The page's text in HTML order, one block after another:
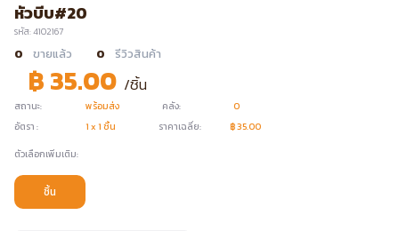
หัวบีบ#20
รหัส: 4102167
0 ขายแล้ว 0 รีวิวสินค้า
฿ 35.00 /ชิ้น
สถานะ: พร้อมส่ง คลัง:
0
อัตรา :
1 x 1 ชิ้น ราคาเฉลี่ย: ฿ 35.00
ตัวเลือกเพิ่มเติม:
ชิ้น